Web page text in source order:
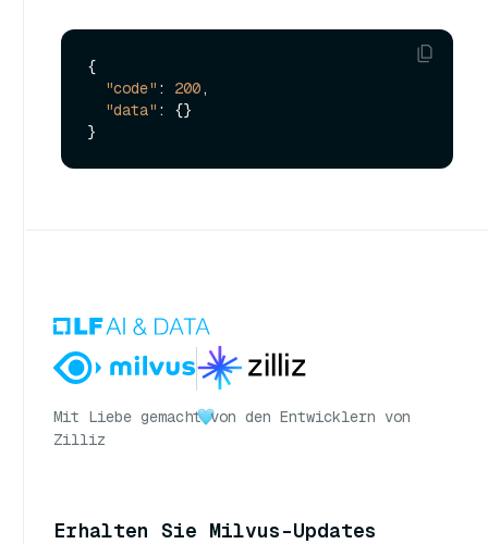
{
"code" : 200,
"data" : {}
}
Mit Liebe gemacht von den Entwicklern von
Zilliz
Erhalten Sie Milvus-Updates